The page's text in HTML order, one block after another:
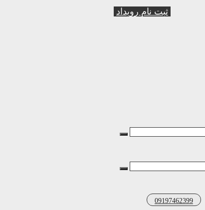
ثبت نام رویداد
09197462399